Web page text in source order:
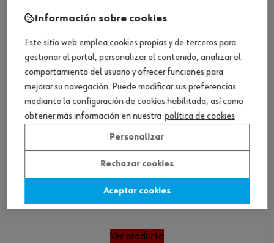
Terminal crimpado, conector plano aislado
Ver producto
Información sobre cookies
Este sitio web emplea cookies propias y de terceros para
gestionar el portal, personalizar el contenido, analizar el
comportamiento del usuario y ofrecer funciones para
mejorar su navegación. Puede modificar sus preferencias
mediante la configuración de cookies habilitada, así como
obtener más información en nuestra política de cookies
Personalizar
Rechazar cookies
Aceptar cookies